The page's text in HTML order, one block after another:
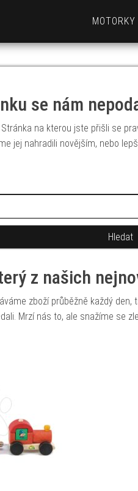
MOTORKY
se nám
na kterou jste přišli se
jej nahradili novějším, nebo
z našich
zboží průběžně každý
Mrzí nás to, ale snažíme se